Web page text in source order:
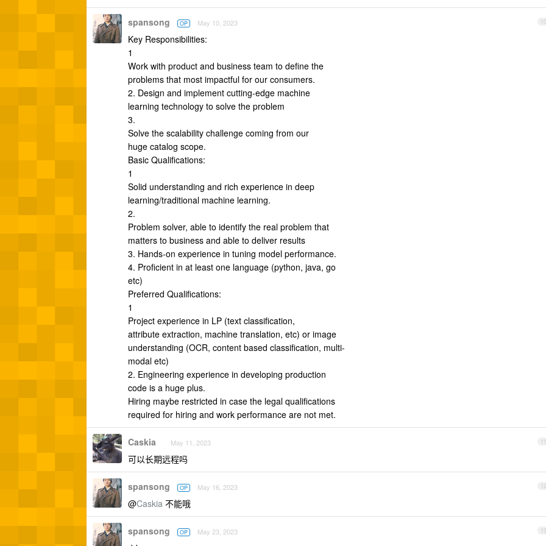
10
spansong OP May 10, 2023
Key Responsibilities:
1
Work with product and business team to define the
problems that most impactful for our consumers.
2. Design and implement cutting-edge machine
learning technology to solve the problem
3.
Solve the scalability challenge coming from our
huge catalog scope.
Basic Qualifications:
1
Solid understanding and rich experience in deep
learning/traditional machine learning.
2.
Problem solver, able to identify the real problem that
matters to business and able to deliver results
3. Hands-on experience in tuning model performance.
4. Proficient in at least one language (python, java, go
etc)
Preferred Qualifications:
1
Project experience in LP (text classification,
attribute extraction, machine translation, etc) or image
understanding (OCR, content based classification, multi-
modal etc)
2. Engineering experience in developing production
code is a huge plus.
Hiring maybe restricted in case the legal qualifications
required for hiring and work performance are not met.
11
Caskia May 11, 2023
可以长期远程吗
12
spansong OP May 16, 2023
@Caskia 不能哦
13
spansong OP May 23, 2023